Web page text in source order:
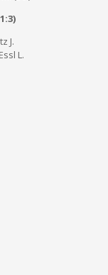
J.
L.